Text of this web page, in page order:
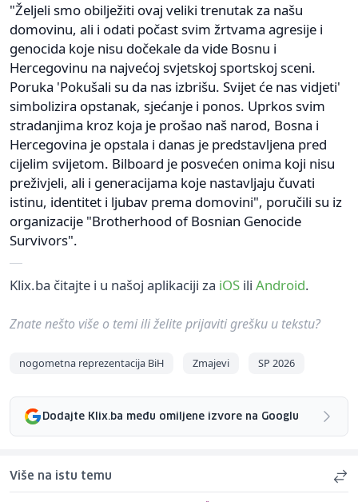
"Željeli smo obilježiti ovaj veliki trenutak za našu
domovinu, ali i odati počast svim žrtvama agresije i
genocida koje nisu dočekale da vide Bosnu i
Hercegovinu na najvećoj svjetskoj sportskoj sceni.
Poruka 'Pokušali su da nas izbrišu. Svijet će nas vidjeti'
simbolizira opstanak, sjećanje i ponos. Uprkos svim
stradanjima kroz koja je prošao naš narod, Bosna i
Hercegovina je opstala i danas je predstavljena pred
cijelim svijetom. Bilboard je posvećen onima koji nisu
preživjeli, ali i generacijama koje nastavljaju čuvati
istinu, identitet i ljubav prema domovini", poručili su iz
organizacije "Brotherhood of Bosnian Genocide
Survivors".
Klix.ba čitajte i u našoj aplikaciji za iOS ili Android.
Znate nešto više o temi ili želite prijaviti grešku u tekstu?
nogometna reprezentacija BiH Zmajevi SP 2026
Dodajte Klix.ba među omiljene izvore na Googlu
Više na istu temu